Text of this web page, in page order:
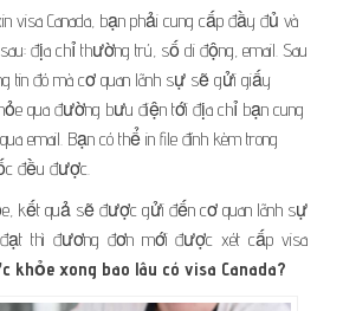
visa Canada, bạn phải cung cấp đầy đủ và
địa chỉ thường trú, số di động, email. Sau
tin đó mà cơ quan lãnh sự sẽ gửi giấy
qua đường bưu điện tới địa chỉ bạn cung
email. Bạn có thể in file đính kèm trong
đều được.
kết quả sẽ được gửi đến cơ quan lãnh sự
thì đương đơn mới được xét cấp visa
khỏe xong bao lâu có visa Canada?